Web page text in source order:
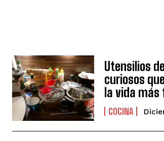
Utensilios
curiosos
la vida más
COCINA